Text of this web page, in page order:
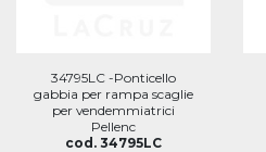
34795LC -Ponticello
gabbia per rampa scaglie
per vendemmiatrici
Pellenc
cod. 34795LC